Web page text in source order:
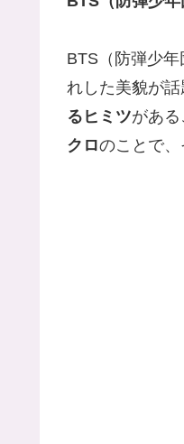
BTS（防弾少
れした美貌が話
るヒミツがあ
クロのことで、